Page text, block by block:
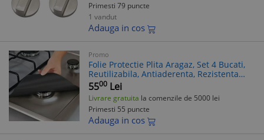
Primesti 79 puncte
1 vandut
Adauga in cos
Promo
Folie Protectie Plita Aragaz, Set 4 Bucati,
Reutilizabila, Antiaderenta, Rezistenta
Caldura, Universal, Negru
5500 Lei
Livrare gratuita la comenzile de 5000 lei
Primesti 55 puncte
Adauga in cos